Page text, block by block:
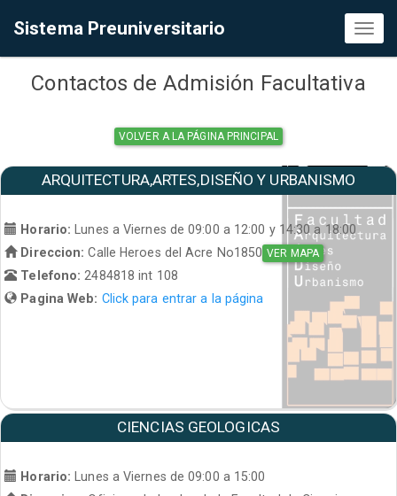
Sistema Preuniversitario
Contactos de Admisión Facultativa
VOLVER A LA PÁGINA PRINCIPAL
ARQUITECTURA,ARTES,DISEÑO Y URBANISMO
Horario:
Lunes a Viernes de 09:00 a 12:00 y 14:30 a 18:00
Direccion: Calle Heroes del Acre No1850 VER MAPA
Telefono: 2484818 int 108
Pagina Web: Click para entrar a la página
CIENCIAS GEOLOGICAS
Horario: Lunes a Viernes de 09:00 a 15:00